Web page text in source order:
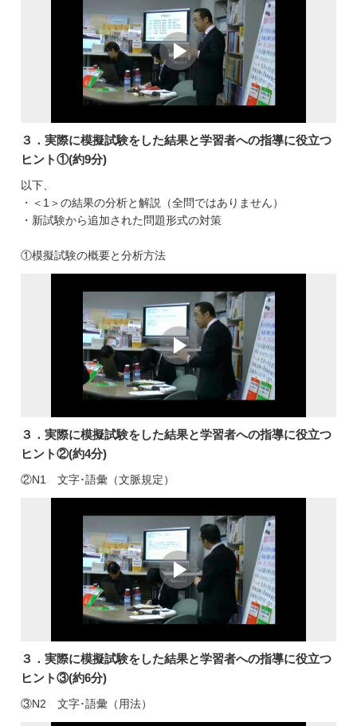
３．実際に模擬試験をした結果と学習者への指導に役立つ
ヒント①(約9分)
以下、
・＜1＞の結果の分析と解説（全問ではありません）
・新試験から追加された問題形式の対策
①模擬試験の概要と分析方法
３．実際に模擬試験をした結果と学習者への指導に役立つ
ヒント②(約4分)
②N1 文字･語彙（文脈規定）
３．実際に模擬試験をした結果と学習者への指導に役立つ
ヒント③(約6分)
③N2 文字･語彙（用法）